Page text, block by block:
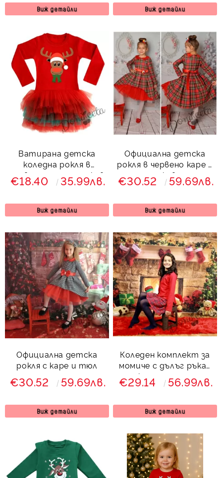
Виж детайли Виж детайли
Ватирана детска
коледна рокля в
червено с дълъг ръкав
с тюл с еленче
€18.40 35.99лв.
Виж детайли
Официална детска
рокля в червено каре с
дълъг ръкав и тюл
Карена
€30.52 59.69лв.
Виж детайли
Официална детска
рокля с каре и тюл
€30.52 59.69лв.
Виж детайли
Коледен комплект за
момиче с дълъг ръкав
от карирана пола и
сако
€29.14 56.99лв.
Виж детайли